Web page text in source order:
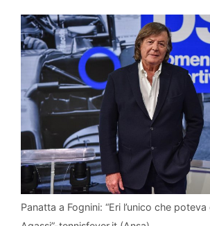
Panatta a Fognini: “Eri l’unico che